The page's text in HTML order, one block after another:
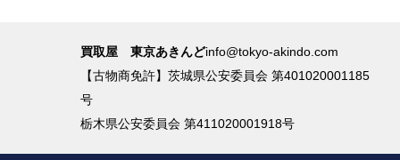
買取屋 東京あきんどinfo@tokyo-akindo.com
【古物商免許】茨城県公安委員会 第401020001185
号
栃木県公安委員会 第411020001918号